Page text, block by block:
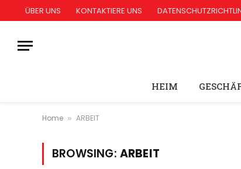
ÜBER UNS KONTAKTIERE UNS
HEIM
Home » ARBEIT
BROWSING: ARBEIT